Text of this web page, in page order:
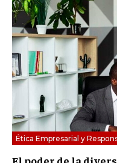
Ética Empresarial y
El poder de la